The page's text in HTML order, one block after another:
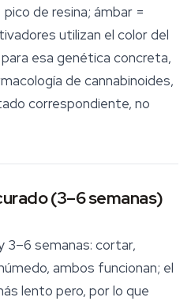
de resina; ámbar =
utilizan el color del
esa genética concreta,
de cannabinoides,
correspondiente, no
(3–6 semanas)
3–6 semanas: cortar,
ambos funcionan; el
lento pero, por lo que